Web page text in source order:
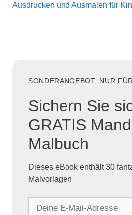
Ausdrucken und Ausmalen für
SONDERANGEBOT, NUR
Sichern Sie
GRATIS
Malbuch
Dieses eBook enthält 30
Malvorlagen